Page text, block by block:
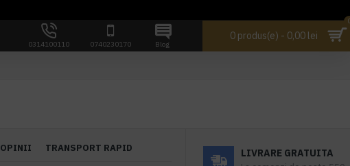
0314100110 0740230170 Blog
0 produs(e) - 0,00 lei
OPINII TRANSPORT RAPID LIVRARE GRATUITA